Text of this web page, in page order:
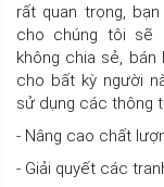
rất quan trọng,
cho chúng tôi sẽ
không chia sẻ,
cho bất kỳ người
sử dụng các thông
- Nâng cao chất
- Giải quyết các